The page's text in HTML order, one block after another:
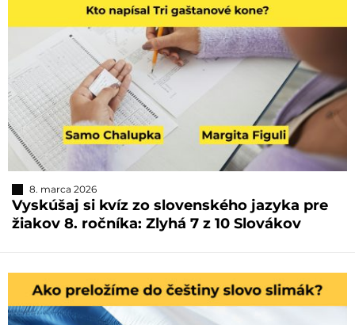
8. marca 2026
Vyskúšaj si kvíz zo slovenského jazyka pre
žiakov 8. ročníka: Zlyhá 7 z 10 Slovákov